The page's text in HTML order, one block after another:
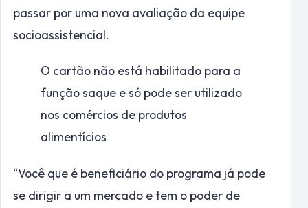
passar por uma nova avaliação da equipe
socioassistencial.
O cartão não está habilitado para a
função saque e só pode ser utilizado
nos comércios de produtos
alimentícios
“Você que é beneficiário do programa já pode
se dirigir a um mercado e tem o poder de